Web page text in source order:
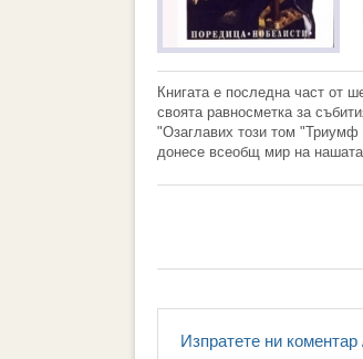
Книгата е последна част от
своята равносметка за
"Озаглавих този том
донесе всеобщ мир на
Изпратете ни коментар